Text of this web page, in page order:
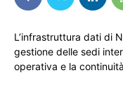
L’infrastruttura dati di
gestione delle sedi
operativa e la